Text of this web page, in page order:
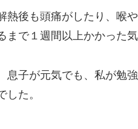
熱後も頭痛がしたり、喉
まで１週間以上かかった気
息子が元気でも、私が勉
した。